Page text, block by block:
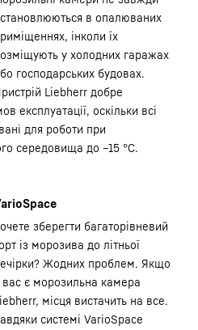
в опалюваних
інколи їх
у холодних гаражах
господарських будовах.
Liebherr добре
експлуатації, оскільки всі
для роботи при
середовища до –15 °C.
зберегти багаторівневий
із морозива до літньої
Жодних проблем. Якщо
вас є морозильна камера
місця вистачить на все.
системі VarioSpace